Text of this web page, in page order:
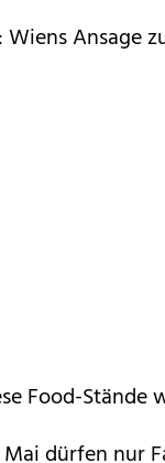
Ansage
Food-
Mai dürfen nur